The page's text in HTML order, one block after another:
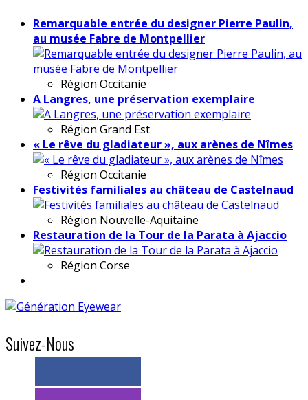
Remarquable entrée du designer Pierre Paulin,
au musée Fabre de Montpellier
Région Occitanie
A Langres, une préservation exemplaire
Région Grand Est
« Le rêve du gladiateur », aux arènes de Nîmes
Région Occitanie
Festivités familiales au château de Castelnaud
Région Nouvelle-Aquitaine
Restauration de la Tour de la Parata à Ajaccio
Région Corse
Suivez-Nous
> 11k abonnés